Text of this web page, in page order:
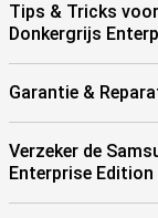
Tips & Tricks
Donkergrijs
Garantie &
Verzeker de
Enterprise